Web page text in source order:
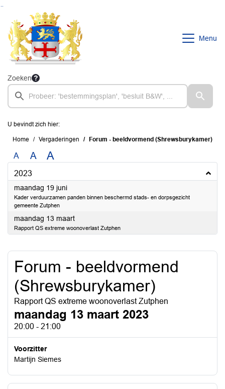
Ga naar de inhoud van deze pagina
Ga naar het zoeken
Ga naar het menu
Menu
Zoeken
U bevindt zich hier:
Home Vergaderingen Forum - beeldvormend (Shrewsburykamer)
A A A
2023
maandag 19 juni2023
Kader verduurzamen panden binnen beschermd stads- en dorpsgezicht
gemeente Zutphen
maandag 13 maart2023
Rapport QS extreme woonoverlast Zutphen
Forum - beeldvormend
(Shrewsburykamer)
Rapport QS extreme woonoverlast Zutphen
maandag 13 maart 2023
20:00 - 21:00
Voorzitter
Martijn Siemes